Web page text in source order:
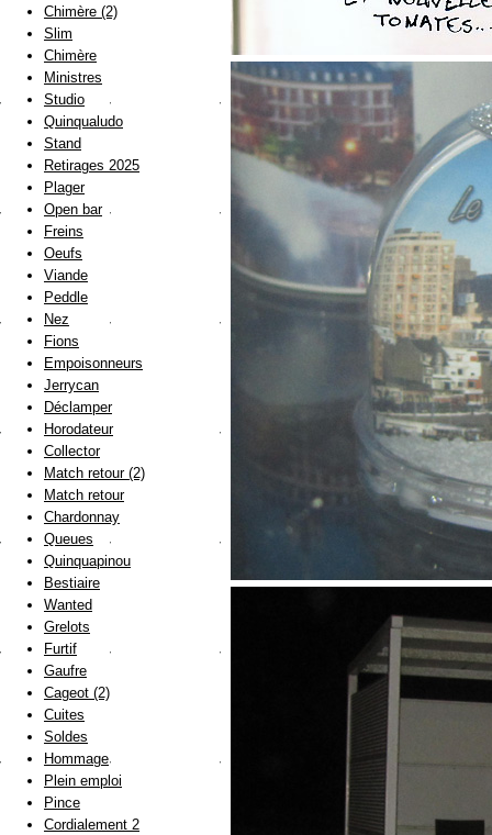
Chimère (2)
Slim
Chimère
Ministres
Studio
Quinqualudo
Stand
Retirages 2025
Plager
Open bar
Freins
Oeufs
Viande
Peddle
Nez
Fions
Empoisonneurs
Jerrycan
Déclamper
Horodateur
Collector
Match retour (2)
Match retour
Chardonnay
Queues
Quinquapinou
Bestiaire
Wanted
Grelots
Furtif
Gaufre
Cageot (2)
Cuites
Soldes
Hommage
Plein emploi
Pince
Cordialement 2